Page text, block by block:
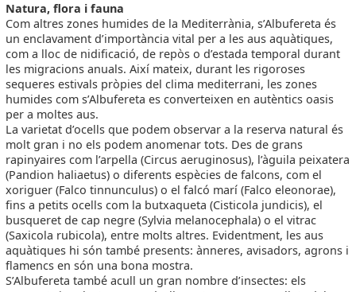
Natura, flora i fauna
Com altres zones humides de la Mediterrània, s’Albufereta és
un enclavament d’importància vital per a les aus aquàtiques,
com a lloc de nidificació, de repòs o d’estada temporal durant
les migracions anuals. Així mateix, durant les rigoroses
sequeres estivals pròpies del clima mediterrani, les zones
humides com s’Albufereta es converteixen en autèntics oasis
per a moltes aus.
La varietat d’ocells que podem observar a la reserva natural és
molt gran i no els podem anomenar tots. Des de grans
rapinyaires com l’arpella (Circus aeruginosus), l’àguila peixatera
(Pandion haliaetus) o diferents espècies de falcons, com el
xoriguer (Falco tinnunculus) o el falcó marí (Falco eleonorae),
fins a petits ocells com la butxaqueta (Cisticola jundicis), el
busqueret de cap negre (Sylvia melanocephala) o el vitrac
(Saxicola rubicola), entre molts altres. Evidentment, les aus
aquàtiques hi són també presents: ànneres, avisadors, agrons i
flamencs en són una bona mostra.
S’Albufereta també acull un gran nombre d’insectes: els